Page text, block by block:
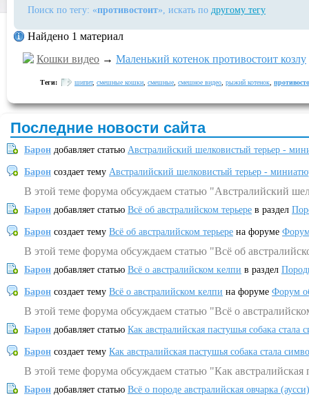
Поиск по тегу: «противостоит», искать по другому тегу
Найдено 1 материал
Кошки видео → Маленький котенок противостоит козлу
Теги: шипит, смешные кошки смешные смешное видео рыжий котенок
Последние новости сайта
Барон добавляет статью Австралийский шелковистый терьер -
Барон создает тему Австралийский шелковистый терьер -
В этой теме форума обсуждаем статью "Австралийский
Барон добавляет статью Всё об австралийском терьере в раздел
Барон создает тему Всё об австралийском терьере на форуме
В этой теме форума обсуждаем статью "Всё об
Барон добавляет статью Всё о австралийском келпи в раздел
Барон создает тему Всё о австралийском келпи на форуме Форум
В этой теме форума обсуждаем статью "Всё о
Барон добавляет статью Как австралийская пастушья собака
Барон создает тему Как австралийская пастушья собака стала
В этой теме форума обсуждаем статью "Как
Барон добавляет статью Всё о породе австралийская овчарка (аусси)